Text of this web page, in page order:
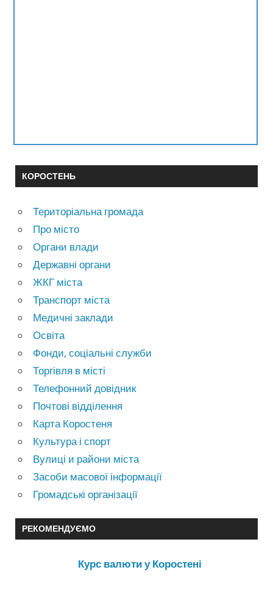
КОРОСТЕНЬ
Територіальна громада
Про місто
Органи влади
Державні органи
ЖКГ міста
Транспорт міста
Медичні заклади
Освіта
Фонди, соціальні служби
Торгівля в місті
Телефонний довідник
Почтові відділення
Карта Коростеня
Культура і спорт
Вулиці и райони міста
Засоби масової інформації
Громадські організації
РЕКОМЕНДУЄМО
Курс валюти у Коростені